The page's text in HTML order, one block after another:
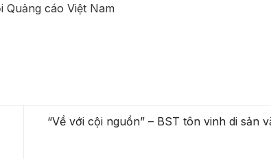
cáo Việt Nam
“Về với cội nguồn” – BST tôn vinh di sản